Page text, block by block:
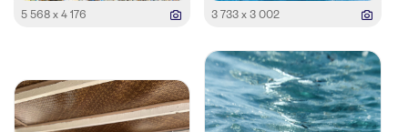
5 568 x 4 176 3 733 x 3 002